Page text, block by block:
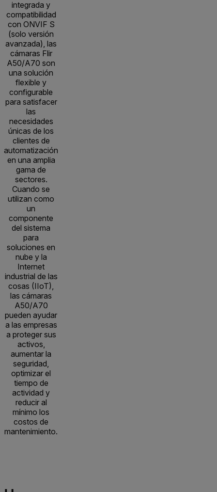
integrada y
compatibilidad
con ONVIF S
(solo versión
avanzada), las
cámaras Flir
A50/A70 son
una solución
flexible y
configurable
para satisfacer
las
necesidades
únicas de los
clientes de
automatización
en una amplia
gama de
sectores.
Cuando se
utilizan como
un
componente
del sistema
para
soluciones en
nube y la
Internet
industrial de las
cosas (IIoT),
las cámaras
A50/A70
pueden ayudar
a las empresas
a proteger sus
activos,
aumentar la
seguridad,
optimizar el
tiempo de
actividad y
reducir al
mínimo los
costos de
mantenimiento.